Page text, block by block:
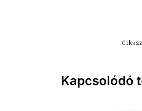
Kapcsolódó